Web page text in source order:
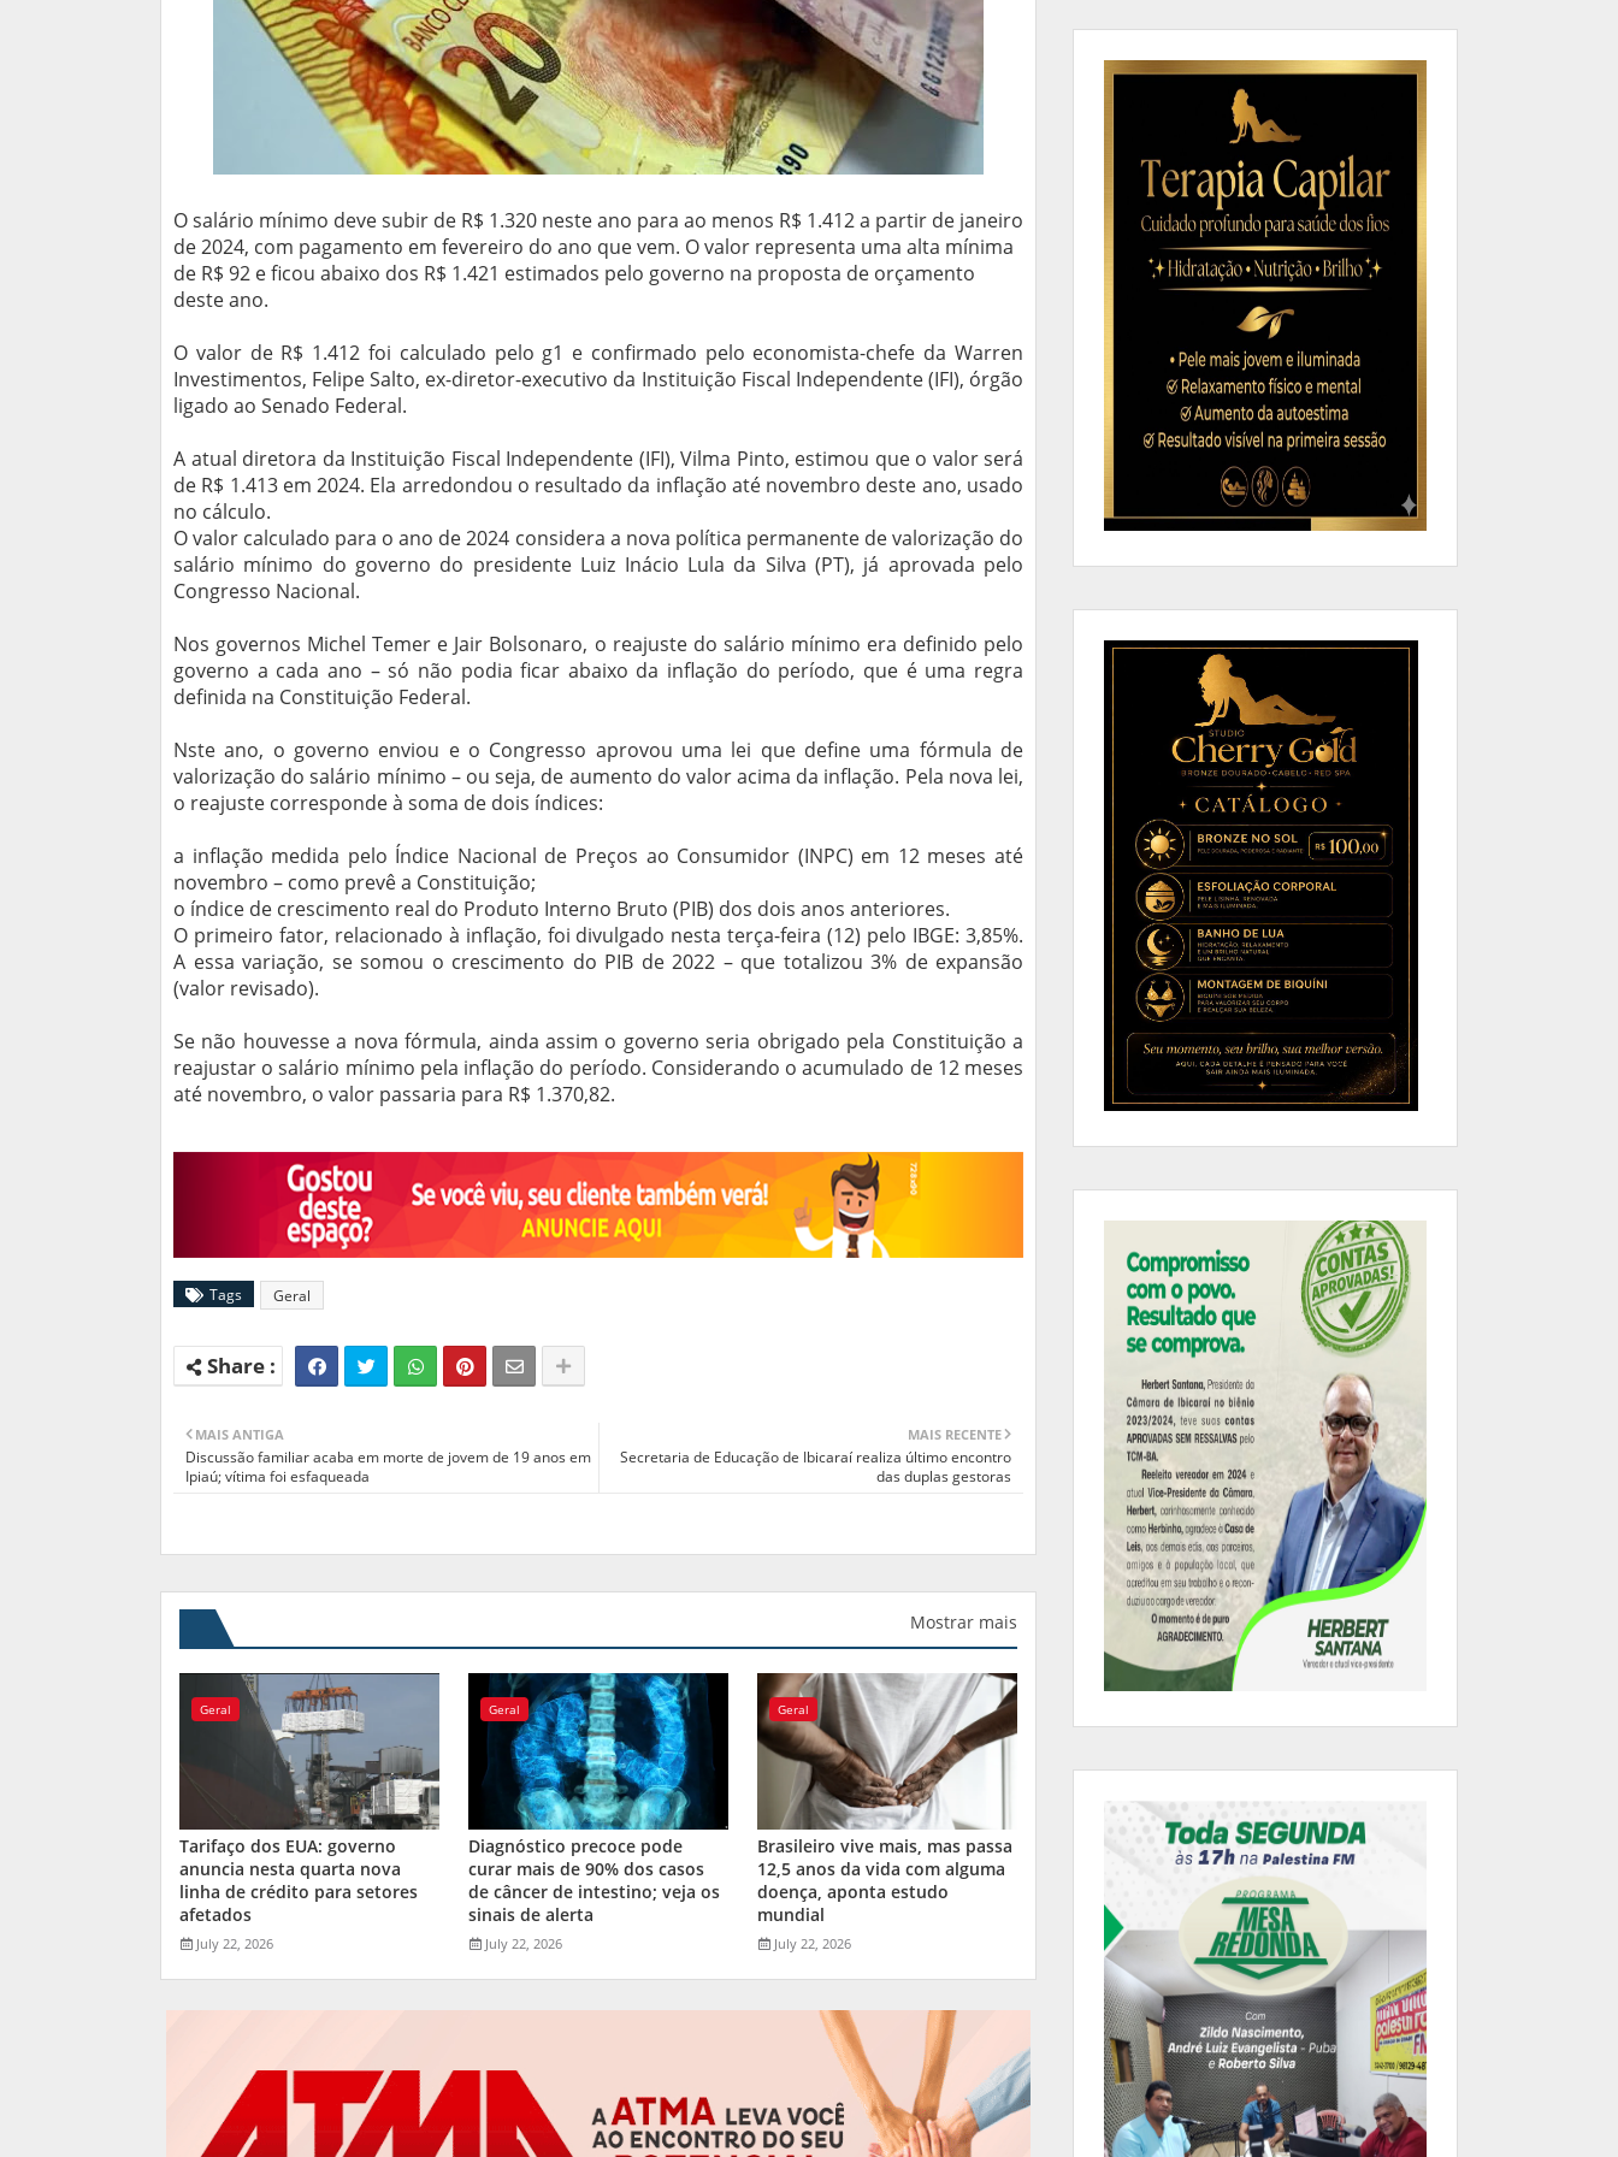
O salário mínimo deve subir de R$ 1.320 neste ano para ao menos R$ 1.412 a partir de janeiro
de 2024, com pagamento em fevereiro do ano que vem. O valor representa uma alta mínima
de R$ 92 e ficou abaixo dos R$ 1.421 estimados pelo governo na proposta de orçamento
deste ano.
O valor de R$ 1.412 foi calculado pelo g1 e confirmado pelo economista-chefe da Warren
Investimentos, Felipe Salto, ex-diretor-executivo da Instituição Fiscal Independente (IFI), órgão
ligado ao Senado Federal.
A atual diretora da Instituição Fiscal Independente (IFI), Vilma Pinto, estimou que o valor será
de R$ 1.413 em 2024. Ela arredondou o resultado da inflação até novembro deste ano, usado
no cálculo.
O valor calculado para o ano de 2024 considera a nova política permanente de valorização do
salário mínimo do governo do presidente Luiz Inácio Lula da Silva (PT), já aprovada pelo
Congresso Nacional.
Nos governos Michel Temer e Jair Bolsonaro, o reajuste do salário mínimo era definido pelo
governo a cada ano – só não podia ficar abaixo da inflação do período, que é uma regra
definida na Constituição Federal.
Nste ano, o governo enviou e o Congresso aprovou uma lei que define uma fórmula de
valorização do salário mínimo – ou seja, de aumento do valor acima da inflação. Pela nova lei,
o reajuste corresponde à soma de dois índices:
a inflação medida pelo Índice Nacional de Preços ao Consumidor (INPC) em 12 meses até
novembro – como prevê a Constituição;
o índice de crescimento real do Produto Interno Bruto (PIB) dos dois anos anteriores.
O primeiro fator, relacionado à inflação, foi divulgado nesta terça-feira (12) pelo IBGE: 3,85%.
A essa variação, se somou o crescimento do PIB de 2022 – que totalizou 3% de expansão
(valor revisado).
Se não houvesse a nova fórmula, ainda assim o governo seria obrigado pela Constituição a
reajustar o salário mínimo pela inflação do período. Considerando o acumulado de 12 meses
até novembro, o valor passaria para R$ 1.370,82.
Tags Geral
MAIS RECENTE
Secretaria de Educação de Ibicaraí realiza último encontro
das duplas gestoras
MAIS ANTIGA
Discussão familiar acaba em morte de jovem de 19 anos em
Ipiaú; vítima foi esfaqueada
Mostrar mais
Geral
Tarifaço dos EUA: governo
anuncia nesta quarta nova
linha de crédito para setores
afetados
July 22, 2026
Geral
Diagnóstico precoce pode
curar mais de 90% dos casos
de câncer de intestino; veja os
sinais de alerta
July 22, 2026
Geral
Brasileiro vive mais, mas passa
12,5 anos da vida com alguma
doença, aponta estudo
mundial
July 22, 2026